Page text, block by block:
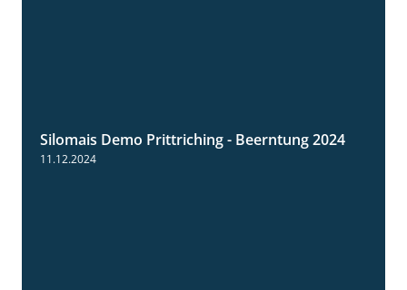
12:28
Silomais Demo Prittriching - Beerntung 2024
11.12.2024